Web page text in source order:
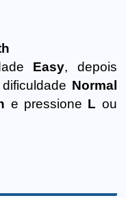
Easy, depois
Normal
e pressione L ou